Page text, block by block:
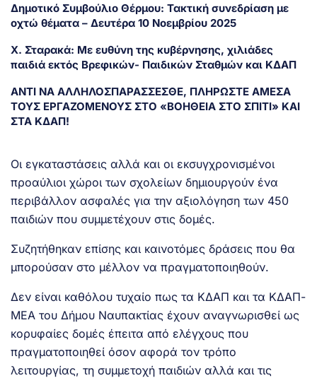
Δημοτικό Συμβούλιο Θέρμου: Τακτική συνεδρίαση με
οχτώ θέματα – Δευτέρα 10 Νοεμβρίου 2025
Χ. Σταρακά: Με ευθύνη της κυβέρνησης, χιλιάδες
παιδιά εκτός Βρεφικών- Παιδικών Σταθμών και ΚΔΑΠ
ΑΝΤΙ ΝΑ ΑΛΛΗΛΟΣΠΑΡΑΣΣΕΣΘΕ, ΠΛΗΡΩΣΤΕ ΑΜΕΣΑ
ΤΟΥΣ ΕΡΓΑΖΟΜΕΝΟΥΣ ΣΤΟ «ΒΟΗΘΕΙΑ ΣΤΟ ΣΠΙΤΙ» ΚΑΙ
ΣΤΑ ΚΔΑΠ!
Οι εγκαταστάσεις αλλά και οι εκσυγχρονισμένοι
προαύλιοι χώροι των σχολείων δημιουργούν ένα
περιβάλλον ασφαλές για την αξιολόγηση των 450
παιδιών που συμμετέχουν στις δομές.
Συζητήθηκαν επίσης και καινοτόμες δράσεις που θα
μπορούσαν στο μέλλον να πραγματοποιηθούν.
Δεν είναι καθόλου τυχαίο πως τα ΚΔΑΠ και τα ΚΔΑΠ-
ΜΕΑ του Δήμου Ναυπακτίας έχουν αναγνωρισθεί ως
κορυφαίες δομές έπειτα από ελέγχους που
πραγματοποιηθεί όσον αφορά τον τρόπο
λειτουργίας, τη συμμετοχή παιδιών αλλά και τις